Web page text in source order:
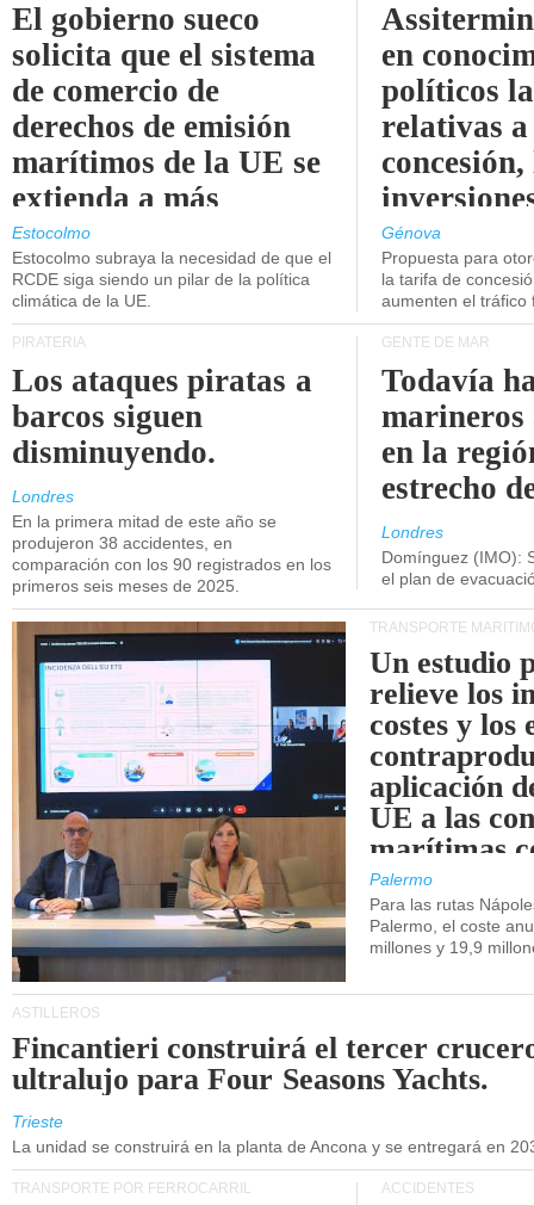
El gobierno sueco
solicita que el sistema
de comercio de
derechos de emisión
marítimos de la UE se
extienda a más
buques.
Estocolmo
Estocolmo subraya la necesidad de que el
RCDE siga siendo un pilar de la política
climática de la UE.
en
políticos
relativas a
concesión,
Génova
Propuesta para
la tarifa de
aumenten el tráfico
PIRATERÍA
Los ataques piratas a
barcos siguen
disminuyendo.
Londres
En la primera mitad de este año se
produjeron 38 accidentes, en
comparación con los 90 registrados en los
primeros seis meses de 2025.
GENTE DE MAR
Todavía
marineros
en la
estrecho
Londres
Domínguez (IMO):
el plan de
TRANSPORTE
Un estudio
relieve los
costes y los
aplicación
UE a las
marítimas
de Sicilia.
Palermo
Para las rutas
Palermo, el coste
millones y 19,9
ASTILLEROS
Fincantieri construirá el tercer
ultralujo para Four Seasons Yachts.
Trieste
La unidad se construirá en la planta de Ancona y se entregará en
TRANSPORTE POR FERROCARRIL ACCIDENTES